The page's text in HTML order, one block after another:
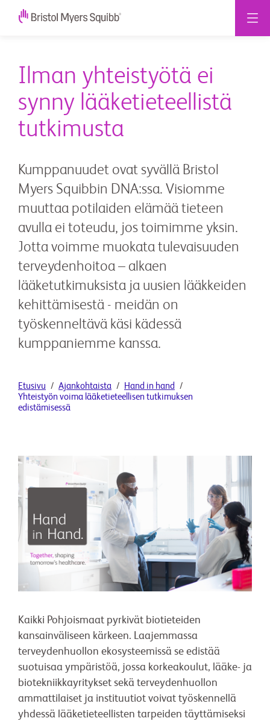
Ilman yhteistyötä ei
synny lääketieteellistä
tutkimusta
Kumppanuudet ovat syvällä Bristol
Myers Squibbin DNA:ssa. Visiomme
muuttaa potilaiden elämää tieteen
avulla ei toteudu, jos toimimme yksin.
Jotta voimme muokata tulevaisuuden
terveydenhoitoa – alkaen
lääketutkimuksista ja uusien lääkkeiden
kehittämisestä - meidän on
työskenneltävä käsi kädessä
kumppaniemme kanssa.
Etusivu Ajankohtaista
Hand in hand
Yhteistyön voima lääketieteellisen tutkimuksen
edistämisessä
Kaikki Pohjoismaat pyrkivät biotieteiden
kansainväliseen kärkeen. Laajemmassa
terveydenhuollon ekosysteemissä se edistää
suotuisaa ympäristöä, jossa korkeakoulut, lääke- ja
biotekniikkayritykset sekä terveydenhuollon
ammattilaiset ja instituutiot voivat työskennellä
yhdessä lääketieteellisten tarpeiden täyttämiseksi